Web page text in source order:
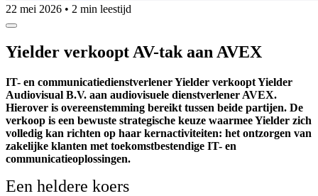
22 mei 2026 • 2 min leestijd
Yielder verkoopt AV-tak aan AVEX
IT- en communicatiedienstverlener Yielder verkoopt Yielder
Audiovisual B.V. aan audiovisuele dienstverlener AVEX.
Hierover is overeenstemming bereikt tussen beide partijen. De
verkoop is een bewuste strategische keuze waarmee Yielder zich
volledig kan richten op haar kernactiviteiten: het ontzorgen van
zakelijke klanten met toekomstbestendige IT- en
communicatieoplossingen.
Een heldere koers